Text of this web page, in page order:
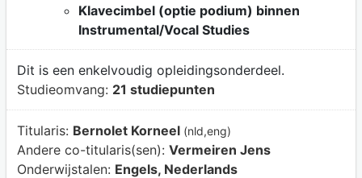
Klavecimbel (optie podium) binnen
Instrumental/Vocal Studies
Dit is een enkelvoudig opleidingsonderdeel.
Studieomvang: 21 studiepunten
Titularis: Bernolet Korneel (nld,eng)
Andere co-titularis(sen): Vermeiren Jens
Onderwijstalen: Engels, Nederlands